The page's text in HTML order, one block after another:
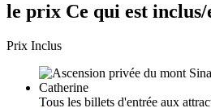
le prix Ce qui est
Prix ​​Inclus
Tous les billets d'entrée aux